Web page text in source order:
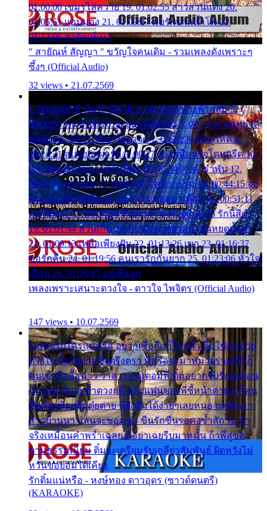
01:00:00 เขมรไล่ควาย 19. 01:02:55 สาวสวนแตง 20.
01:05:51 แอบมอง 21. 01:09:27 พบรักปากน้ำโพ 22.
01:13:06 สายัณห์เมา
" สายัณห์ สัญญา " ขวัญใจคนเดิม - รวมเพลงดังเพราะๆ
ซึ้งๆ (Official Audio)
32 views • 21.07.2569
1. 00:00:00 ทำไมทำฉันได้ 2. 00:03:20 นางฟ้าสลัม 3.
00:06:50 คน 4. 00:10:36 บุญเหลือเกิน 5. 00:13:58 ฝนหยาด
สุดท้าย 6. 00:17:30 ยาใจยาจก 7. 00:20:30 คิดดูให้ดี 8.
00:24:21 ลบรอยแผลรัก 9. 00:27:35 เหมือนใจโดนกรีด 10.
00:30:54 ขบวนการเปาเปียว 11. 00:34:05 คำรำพัน 12.
00:37:20 ปาหนัน 13. 00:40:37 ใจเจ้ากรรม 14. 00:44:15 จูบ
ฉันแล้วจงตายเสีย 15. 00:47:24 ขอสูมาเต๊อะ 16. 00:51:11
คนใจมาร 17. 00:54:50 คืนทรมาน 18. 00:58:25 รักนี้สีดำ
19. 01:01:44 ส่วนเกิน 20. 01:05:42 หยาดน้ำฝนหยดน้ำตา
21. 01:09:13 เหลือเพียงฝัน 22. 01:13:26 เขา 23. 01:16:37
ขอรักคืน 24. 01:19:56 คนเรารักกันยาก 25. 01:23:06 หัวใจ
เถื่อน 26. 01:26:45 อยู่เพื่อลูก
เพลงเพราะเสนาะดวงใจ - ดาวใจ ไพจิตร (Official Audio)
147 views • 10.07.2569
ไม่เคยรักใครแน่หรือ อยากเชื่อถือก็ไม่กล้า ติ๋มใช่คนสวย
ตรึงใจ ติ๋มใช่งามซึ้งตรึงตรา พี่หรือจะมาหมายร่วมชีวี ก็
คนเขาลืออื้อฉาว ว่าสาวๆรุมตอมพี่ ติ๋มอยากรับรักเหมือน
กัน แต่หวั่นจะช้ำดวงฤดี กลัวแฟนของพี่ชี้หน้าด่าทอ ก็คน
ชื่อต๋อยต้อยตุ้มตุ๋ยต่าย พี่ยังลืมได้ง่ายๆเลยหนอ แค่ตัวเรา
สาวบ้านนา แสนจะซอมซ่อ ขืนรักขืนรอคงช้ำสักวัน ถ้า
จริงเหมือนคำพร่ำเฉลย พี่อย่าเฉยรีบมาหมั้น ถ้าพี่สู่ขอ
ตามธรรมเนียม ติ๋มจะเตรียมรับเกลียวสัมพันธ์ ผิดหวังไม่
หวั่นขอยอมได้เคียง
รักติ๋มแน่หรือ - หงษ์ทอง ดาวอุดร (ซาวด์ดนตรี)
(KARAOKE)